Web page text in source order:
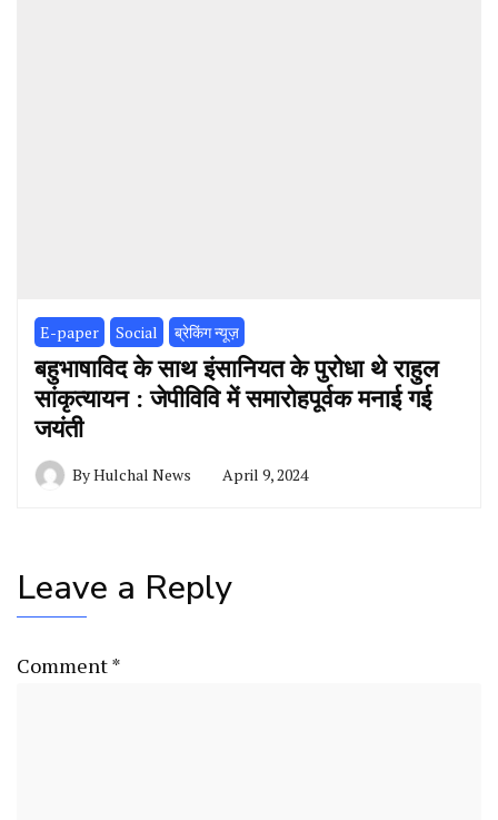
E-paper Social ब्रेकिंग न्यूज़
बहुभाषाविद के साथ इंसानियत के पुरोधा थे राहुल
सांकृत्यायन : जेपीविवि में समारोहपूर्वक मनाई गई
जयंती
ByHulchal News April 9, 2024
Leave a Reply
Comment*